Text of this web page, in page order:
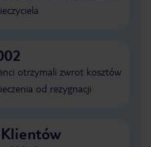
otrzymali zwrot kosztów
od rezygnacji